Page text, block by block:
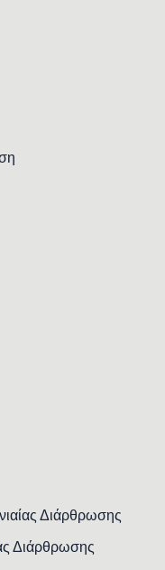
Διάρθρωσης
Διάρθρωσης